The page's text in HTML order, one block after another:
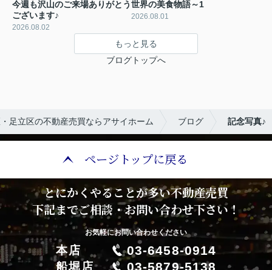
今週も沢山のご来場ありがとう
ございます♪
2026.08.02
世界の美食物語～1
2026.08.01
もっと見る
ブログトップへ
足立区の不動産売買ならアサイホーム ブログ 記念写真♪
ページトップに戻る
とにかくやることが多い不動産売買
下記までご相談・お問い合わせ下さい！
お気軽にお問い合わせください
本店 03-6458-0914
船堀店 03-5879-5138